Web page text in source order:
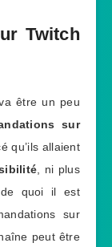
Twitch
être un peu
sur
qu’ils allaient
, ni plus
de quoi il est
sur
peut être